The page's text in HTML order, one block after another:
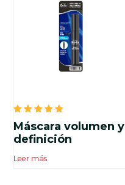
Valorado
en
5.00
de 5
Máscara volumen y
definición
Leer más